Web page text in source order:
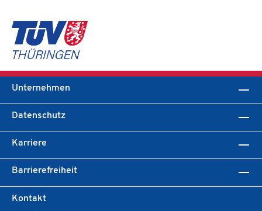
Unternehmen
Datenschutz
Karriere
Barrierefreiheit
Kontakt